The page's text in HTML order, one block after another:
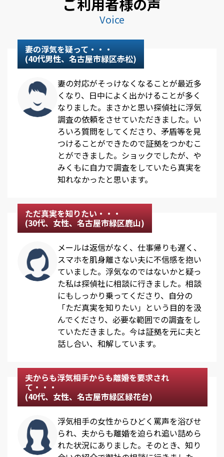
ご利用者様の声
Voice
妻の浮気を疑って・・・
(40代男性、名古屋市緑区赤松)
妻の対応がそっけなくなることが最近多
くなり、日中によく出かけることが多く
なりました。まさかと思い探偵社に浮気
調査の依頼をさせていただきました。い
ろいろ質問をしてくださり、矛盾等を見
つけることができたので証拠をつかむこ
とができました。ショックでしたが、や
みくもに自力で調査をしていたら真実を
知れなかったと思います。
ただ真実を知りたい・・・
(30代、女性、名古屋市緑区鹿山)
メールは返信がなく、仕事帰りも遅く、
スマホを肌身離さない夫に不信感を抱い
ていました。浮気なのではないかと疑っ
た私は探偵社に相談に行きました。相談
にもしっかり乗ってくださり、自分の
「ただ真実を知りたい」という目的を汲
んでくださり、必要な範囲での調査をし
ていただきました。今は証拠を元に夫と
話し合い、和解しています。
夫からも浮気相手からも離婚を要求され
て・・・
(40代、女性、名古屋市緑区緑花台)
浮気相手の女性からひどく罵声を浴びせ
られ、夫からも離婚を迫られ追い詰めら
れた状況にありました。そのとき、知り